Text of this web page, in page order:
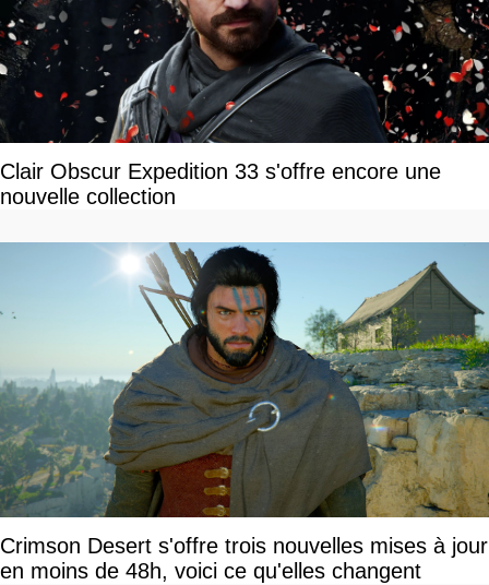
Clair Obscur Expedition 33 s'offre encore une
nouvelle collection
Crimson Desert s'offre trois nouvelles mises à jour
en moins de 48h, voici ce qu'elles changent